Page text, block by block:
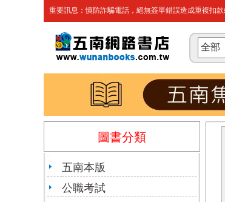
重要訊息：慎防詐騙電話，絕無簽單錯誤造成重複扣
圖書分類
五南本版
公職考試